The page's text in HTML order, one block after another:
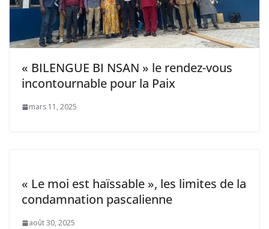
« BILENGUE BI NSAN » le rendez-vous
incontournable pour la Paix
mars 11, 2025
« Le moi est haïssable », les limites de la
condamnation pascalienne
août 30, 2025